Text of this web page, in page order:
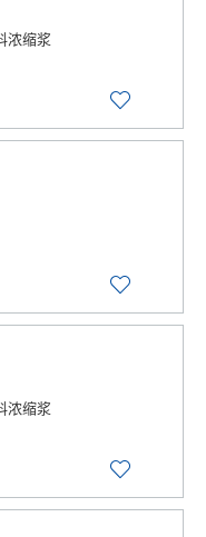
浓缩浆
浓缩浆